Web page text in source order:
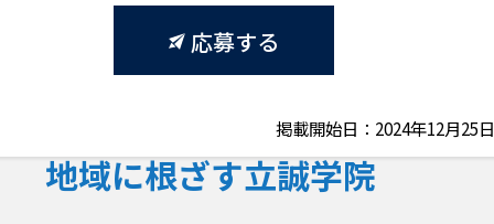
応募する
掲載開始日：2024年12月25日
地域に根ざす立誠学院